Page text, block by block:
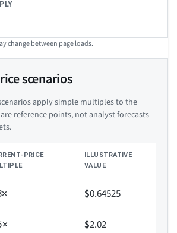
change between page loads.
scenarios
apply simple multiples to the
reference points, not analyst forecasts
PRICE
ILLUSTRATIVE
VALUE
$0.64525
$2.02